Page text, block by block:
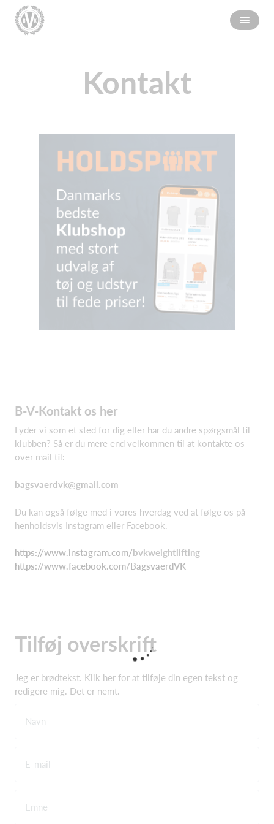
Kontakt
B-V-Kontakt os her
Lyder vi som et sted for dig eller har du andre spørgsmål til
klubben? Så er du mere end velkommen til at kontakte os
over mail til:
bagsvaerdvk@gmail.com
Du kan også følge med i vores hverdag ved at følge os på
henholdsvis Instagram eller Facebook.
https://www.instagram.com/bvkweightlifting
https://www.facebook.com/BagsvaerdVK
Tilføj overskrift
Jeg er brødtekst. Klik her for at tilføje din egen tekst og
redigere mig. Det er nemt.
Navn
E-mail
Emne